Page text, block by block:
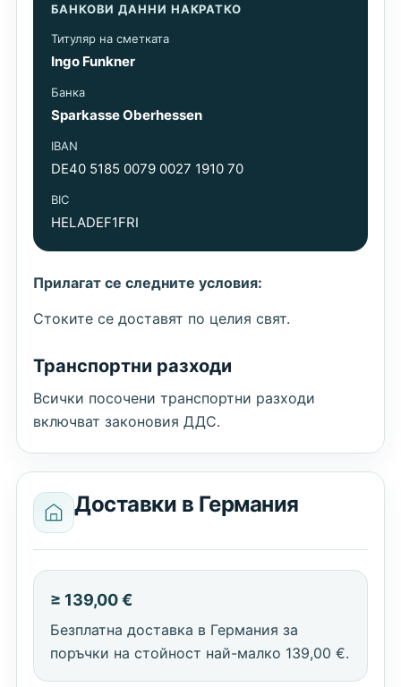
БАНКОВИ ДАННИ НАКРАТКО
Титуляр на сметката
Ingo Funkner
Банка
Sparkasse Oberhessen
IBAN
DE40 5185 0079 0027 1910 70
BIC
HELADEF1FRI
Прилагат се следните условия:
Стоките се доставят по целия свят.
Транспортни разходи
Всички посочени транспортни разходи
включват законовия ДДС.
Доставки в Германия
≥ 139,00 €
Безплатна доставка в Германия за
поръчки на стойност най-малко 139,00 €.